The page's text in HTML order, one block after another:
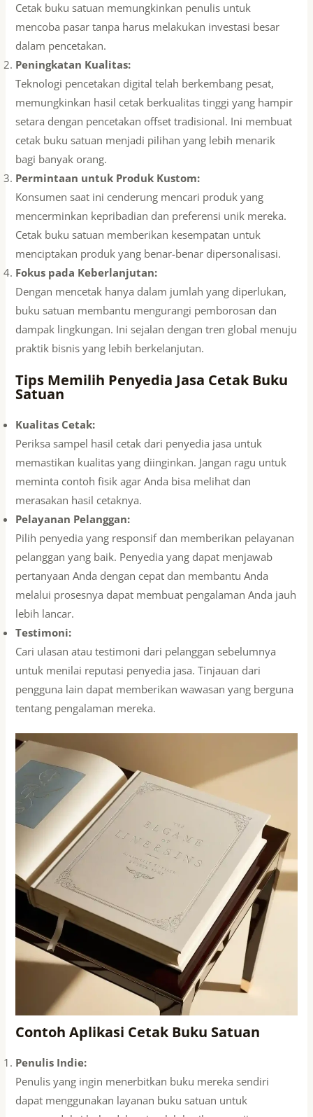
Cetak buku satuan memungkinkan penulis untuk
mencoba pasar tanpa harus melakukan investasi besar
dalam pencetakan.
Peningkatan Kualitas:
Teknologi pencetakan digital telah berkembang pesat,
memungkinkan hasil cetak berkualitas tinggi yang hampir
setara dengan pencetakan offset tradisional. Ini membuat
cetak buku satuan menjadi pilihan yang lebih menarik
bagi banyak orang.
Permintaan untuk Produk Kustom:
Konsumen saat ini cenderung mencari produk yang
mencerminkan kepribadian dan preferensi unik mereka.
Cetak buku satuan memberikan kesempatan untuk
menciptakan produk yang benar-benar dipersonalisasi.
Fokus pada Keberlanjutan:
Dengan mencetak hanya dalam jumlah yang diperlukan,
buku satuan membantu mengurangi pemborosan dan
dampak lingkungan. Ini sejalan dengan tren global menuju
praktik bisnis yang lebih berkelanjutan.
Tips Memilih Penyedia Jasa Cetak Buku
Satuan
Kualitas Cetak:
Periksa sampel hasil cetak dari penyedia jasa untuk
memastikan kualitas yang diinginkan. Jangan ragu untuk
meminta contoh fisik agar Anda bisa melihat dan
merasakan hasil cetaknya.
Pelayanan Pelanggan:
Pilih penyedia yang responsif dan memberikan pelayanan
pelanggan yang baik. Penyedia yang dapat menjawab
pertanyaan Anda dengan cepat dan membantu Anda
melalui prosesnya dapat membuat pengalaman Anda jauh
lebih lancar.
Testimoni:
Cari ulasan atau testimoni dari pelanggan sebelumnya
untuk menilai reputasi penyedia jasa. Tinjauan dari
pengguna lain dapat memberikan wawasan yang berguna
tentang pengalaman mereka.
Contoh Aplikasi Cetak Buku Satuan
Penulis Indie:
Penulis yang ingin menerbitkan buku mereka sendiri
dapat menggunakan layanan buku satuan untuk